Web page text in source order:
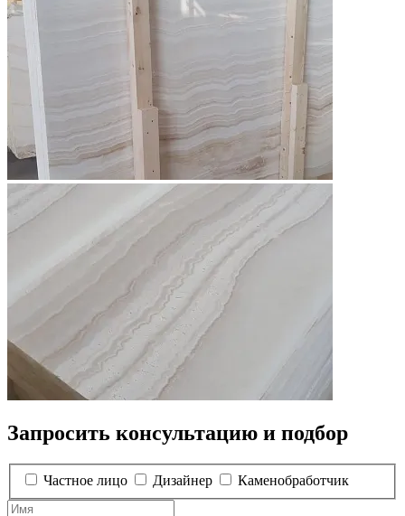
Запросить консультацию и подбор
Частное лицо Дизайнер Каменобработчик